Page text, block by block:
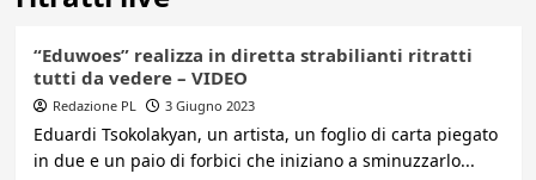
“Eduwoes” realizza in diretta strabilianti ritratti
tutti da vedere – VIDEO
Redazione PL 3 Giugno 2023
Eduardi Tsokolakyan, un artista, un foglio di carta piegato
in due e un paio di forbici che iniziano a sminuzzarlo...